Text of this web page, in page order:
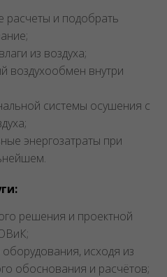
и подобрать
из воздуха;
воздухообмен внутри
системы осушения с
энергозатраты при
решения и проектной
исходя из
обоснования и расчётов;